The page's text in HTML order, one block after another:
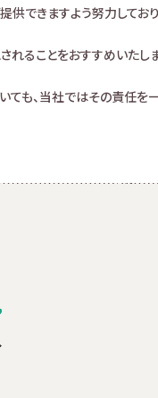
できますよう努力して
ることをおすすめいた
も、当社ではその責任を